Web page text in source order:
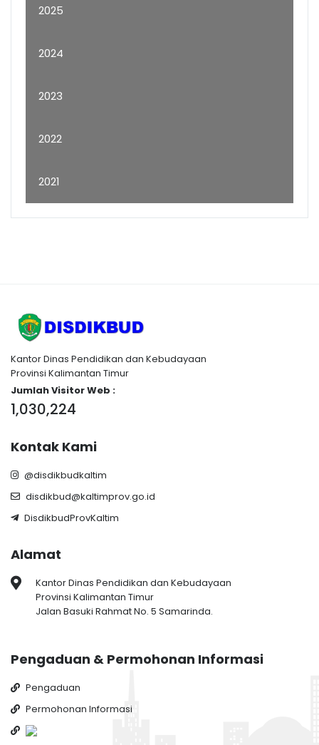
2025
2024
2023
2022
2021
Kantor Dinas Pendidikan dan Kebudayaan
Provinsi Kalimantan Timur
Jumlah Visitor Web :
1,030,224
Kontak Kami
@disdikbudkaltim
disdikbud@kaltimprov.go.id
DisdikbudProvKaltim
Alamat
Kantor Dinas Pendidikan dan Kebudayaan
Provinsi Kalimantan Timur
Jalan Basuki Rahmat No. 5 Samarinda.
Pengaduan & Permohonan Informasi
Pengaduan
Permohonan Informasi